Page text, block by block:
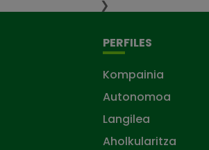
❯
PERFILES
Kompainia
Autonomoa
Langilea
Aholkularitza